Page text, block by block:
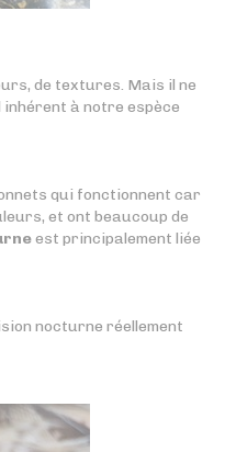
de textures. Mais il ne
à notre espèce
qui fonctionnent car
et ont beaucoup de
est principalement liée
nocturne réellement